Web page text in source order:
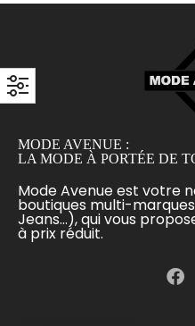
MODE AVENUE :
LA MODE À PORTÉE DE
Mode Avenue est votre
boutiques multi-
Jeans...), qui vous
à prix réduit.